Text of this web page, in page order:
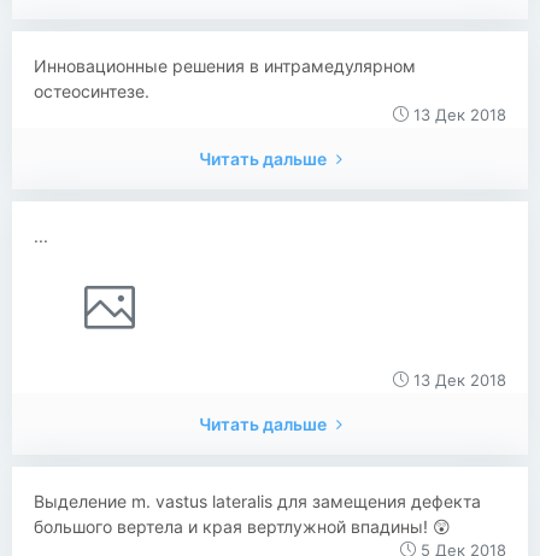
​Инновационные решения в интрамедулярном
остеосинтезе.
13 Дек 2018
Читать дальше
...
13 Дек 2018
Читать дальше
Выделение m. vastus lateralis для замещения дефекта
большого вертела и края вертлужной впадины! 😲
5 Дек 2018